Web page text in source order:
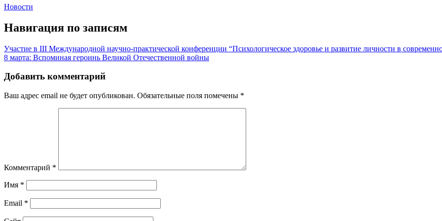
Новости
Навигация по записям
Участие в III Международной научно-практической конференции “Психологическое здоровье и развитие личности в
8 марта: Вспоминая героинь Великой Отечественной войны
Добавить комментарий
Ваш адрес email не будет опубликован. Обязательные поля помечены *
Комментарий *
Имя *
Email *